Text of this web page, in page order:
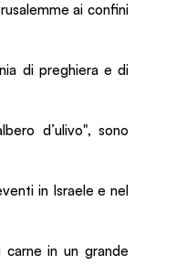
ai confini
di preghiera e di
d’ulivo", sono
in Israele e nel
in un grande